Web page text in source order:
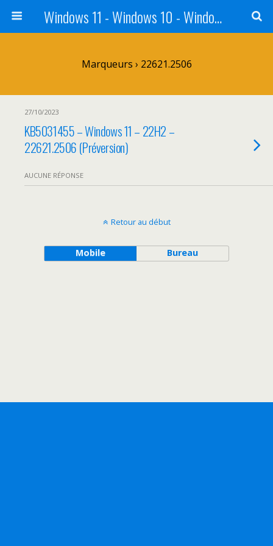
Windows 11 - Windows 10 - Windows 8 - Windows 7 - VISTA
Marqueurs › 22621.2506
27/10/2023
KB5031455 – Windows 11 – 22H2 –
22621.2506 (Préversion)
AUCUNE RÉPONSE
Retour au début
Mobile Bureau